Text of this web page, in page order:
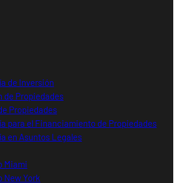
de Inversión
de Propiedades
Propiedades
para el Financiamiento de Propiedades
en Asuntos Legales
Miami
New York